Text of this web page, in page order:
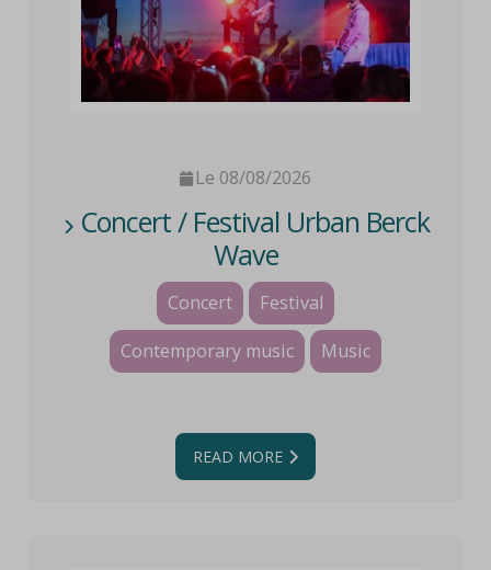
Le 08/08/2026
Concert / Festival Urban Berck
Wave
Concert
Festival
Contemporary music
Music
READ MORE